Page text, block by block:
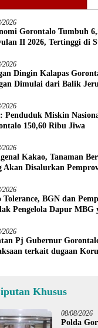
2026
Gorontalo Tumbuh
II 2026, Tertinggi di
2026
Dingin Kalapas
Dimulai dari Balik
2026
Penduduk Miskin
150,60 Ribu Jiwa
2026
Kakao, Tanaman
Akan Disalurkan
2026
Tolerance, BGN dan
Pengelola Dapur MBG
2026
Pj Gubernur
terkait dugaan
Khusus
08/08/2026
Polda